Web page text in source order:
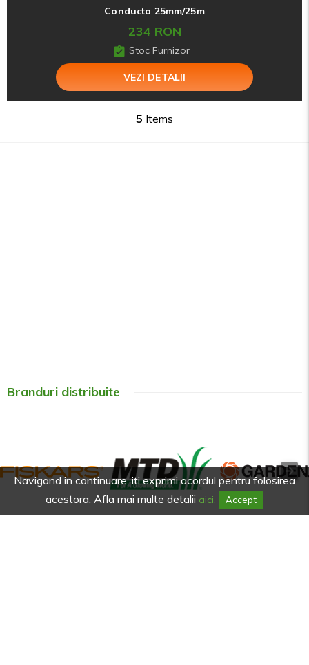
Conducta 25mm/25m
234 RON
Stoc Furnizor
VEZI DETALII
5 Items
Branduri distribuite
Navigand in continuare, iti exprimi acordul pentru folosirea
acestora. Afla mai multe detalii aici. Accept